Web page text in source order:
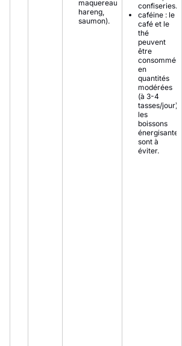
maquereau,
hareng,
saumon).
confiseries…),
caféine : le
café et le
thé
peuvent
être
consommés
en
quantités
modérées
(à 3-4
tasses/jour),
les
boissons
énergisantes
sont à
éviter.